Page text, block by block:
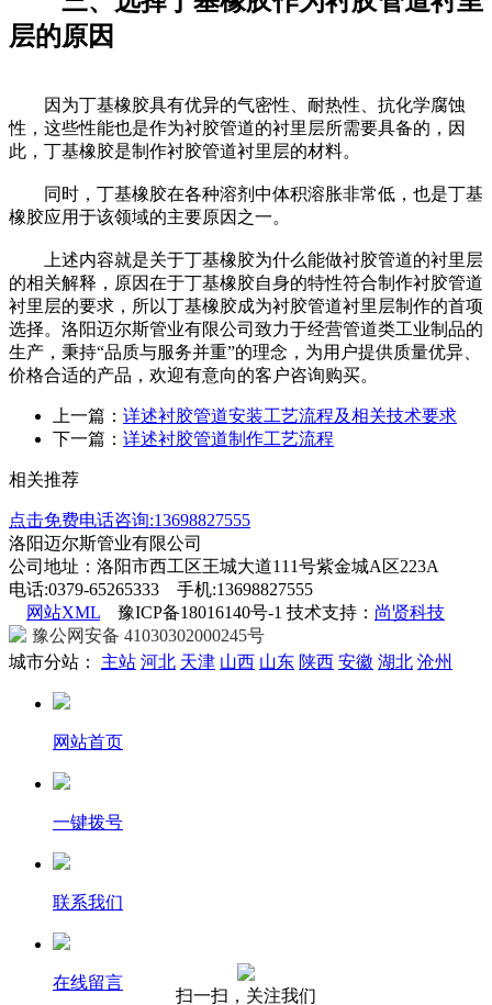
层的原因
因为丁基橡胶具有优异的气密性、耐热性、抗化学腐蚀
性，这些性能也是作为衬胶管道的衬里层所需要具备的，因
此，丁基橡胶是制作衬胶管道衬里层的材料。
同时，丁基橡胶在各种溶剂中体积溶胀非常低，也是丁基
橡胶应用于该领域的主要原因之一。
上述内容就是关于丁基橡胶为什么能做衬胶管道的衬里层
的相关解释，原因在于丁基橡胶自身的特性符合制作衬胶管道
衬里层的要求，所以丁基橡胶成为衬胶管道衬里层制作的首项
选择。洛阳迈尔斯管业有限公司致力于经营管道类工业制品的
生产，秉持“品质与服务并重”的理念，为用户提供质量优异、
价格合适的产品，欢迎有意向的客户咨询购买。
上一篇： 详述衬胶管道安装工艺流程及相关技术要求
下一篇： 详述衬胶管道制作工艺流程
相关推荐
点击免费电话咨询:13698827555
洛阳迈尔斯管业有限公司
公司地址：洛阳市西工区王城大道111号紫金城A区223A
电话:0379-65265333 手机:13698827555
网站XML 豫ICP备18016140号-1 技术支持： 尚贤科技
豫公网安备 41030302000245号
城市分站：
主站 河北 天津 山西 山东 陕西 安徽 湖北 沧州
网站首页
一键拨号
联系我们
在线留言
扫一扫，关注我们